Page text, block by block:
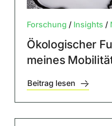
Forschung / Insights /
Ökologischer
meines
Beitrag lesen